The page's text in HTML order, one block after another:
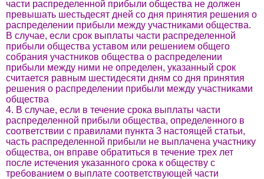
части распределенной прибыли общества не должен
превышать шестьдесят дней со дня принятия решения о
распределении прибыли между участниками общества.
В случае, если срок выплаты части распределенной
прибыли общества уставом или решением общего
собрания участников общества о распределении
прибыли между ними не определен, указанный срок
считается равным шестидесяти дням со дня принятия
решения о распределении прибыли между участниками
общества
4. В случае, если в течение срока выплаты части
распределенной прибыли общества, определенного в
соответствии с правилами пункта 3 настоящей статьи,
часть распределенной прибыли не выплачена участнику
общества, он вправе обратиться в течение трех лет
после истечения указанного срока к обществу с
требованием о выплате соответствующей части